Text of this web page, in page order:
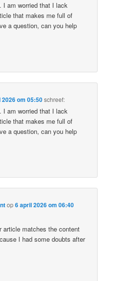
I am worried that I lack
that makes me full of
a question, can you help
2026 om 05:50schreef:
I am worried that I lack
that makes me full of
a question, can you help
op6 april 2026 om 06:40
article matches the content
I had some doubts after